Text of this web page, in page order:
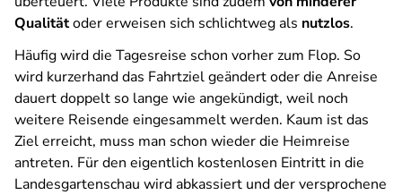
Qualitätoder erweisen sich schlichtweg als nutzlos.
Häufig wird die Tagesreise schon vorher zum Flop. So
wird kurzerhand das Fahrtziel geändert oder die Anreise
dauert doppelt so lange wie angekündigt, weil noch
weitere Reisende eingesammelt werden. Kaum ist das
Ziel erreicht, muss man schon wieder die Heimreise
antreten. Für den eigentlich kostenlosen Eintritt in die
Landesgartenschau wird abkassiert und der versprochene